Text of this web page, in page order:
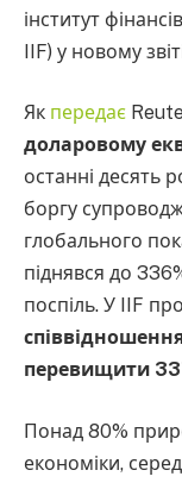
інститут
IIF) у новому
Як передає
доларовому
останні десять
боргу
глобального
піднявся до
поспіль. У IIF
перевищити
Понад 80%
економіки,